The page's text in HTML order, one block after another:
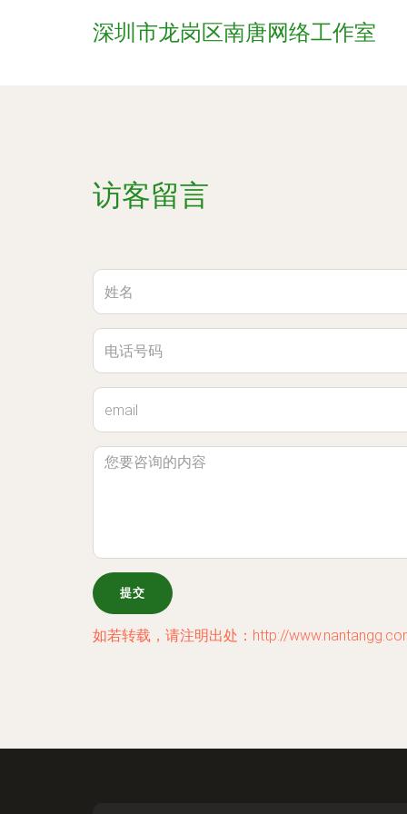
深圳市龙岗区南唐网络工作室
访客留言
如若转载，请注明出处：http://